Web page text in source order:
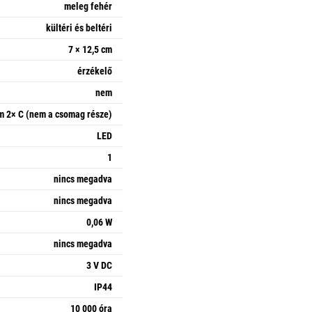
meleg fehér
kültéri és beltéri
7 × 12,5 cm
érzékelő
nem
2× C (nem a csomag része)
LED
1
nincs megadva
nincs megadva
0,06 W
nincs megadva
3 V DC
IP44
10 000 óra